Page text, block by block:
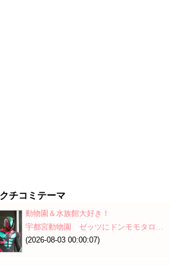
チコミテーマ
動物園＆水族館大好き！
宇都宮動物園 ゼッツにドンモモタロ…
(2026-08-03 00:00:07)